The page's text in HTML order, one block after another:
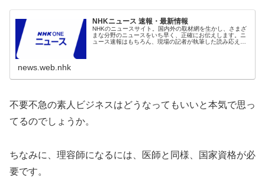
NHKニュース 速報・最新情報
NHKのニュースサイト。国内外の取材網を生かし、さまざ
まな分野のニュースをいち早く、正確にお伝えします。ニ
ュース速報はもちろん、現場の記者が執筆した読み応えの
news.web.nhk
不要不急の素人ビジネスはどうなってもいいと本気で思っ
てるのでしょうか。
ちなみに、理容師になるには、医師と同様、国家資格が必
要です。